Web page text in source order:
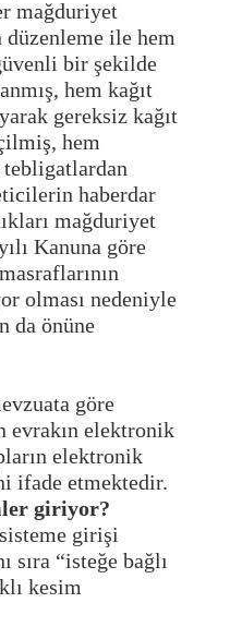
mağduriyet
düzenleme ile hem
bir şekilde
hem kağıt
gereksiz kağıt
hem
tebligatlardan
haberdar
mağduriyet
Kanuna göre
olması nedeniyle
da önüne
göre
evrakın elektronik
elektronik
ifade etmektedir.
giriyor?
girişi
sıra “isteğe bağlı
kesim